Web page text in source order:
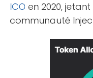
ICO en 2020,
communauté